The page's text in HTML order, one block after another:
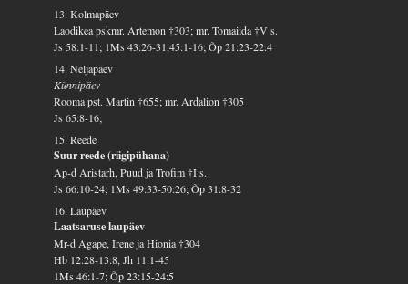
13. Kolmapäev
Laodikea pskmr. Artemon †303; mr. Tomaiida †V s.
Js 58:1-11; 1Ms 43:26-31,45:1-16; Õp 21:23-22:4
14. Neljapäev
Künnipäev
Rooma pst. Martin †655; mr. Ardalion †305
Js 65:8-16;
15. Reede
Suur reede (riigipühana)
Ap-d Aristarh, Puud ja Trofim †I s.
Js 66:10-24; 1Ms 49:33-50:26; Õp 31:8-32
16. Laupäev
Laatsaruse laupäev
Mr-d Agape, Irene ja Hionia †304
Hb 12:28-13:8, Jh 11:1-45
1Ms 46:1-7; Õp 23:15-24:5